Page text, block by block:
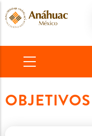
Skip
to
main
MAIN
NAVIGATION